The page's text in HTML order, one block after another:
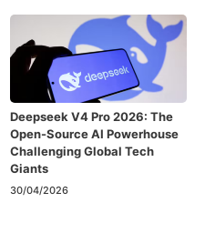
Deepseek V4 Pro 2026: The
Open-Source AI Powerhouse
Challenging Global Tech
Giants
30/04/2026